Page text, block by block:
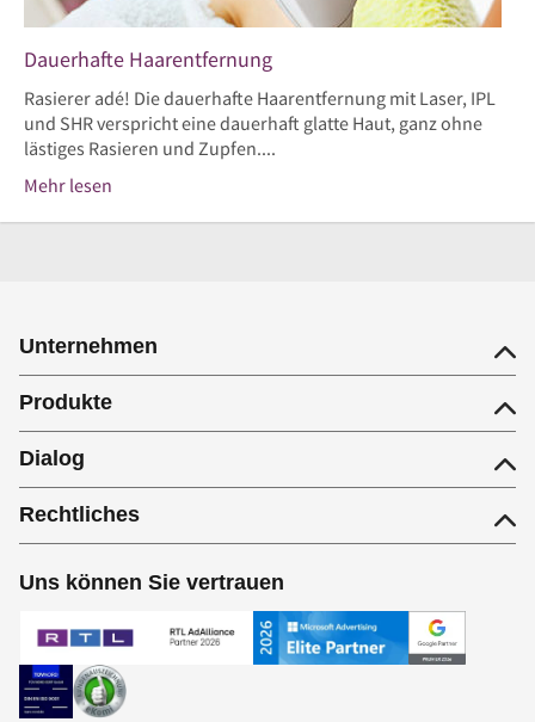
Dauerhafte Haarentfernung
Rasierer adé! Die dauerhafte Haarentfernung mit Laser, IPL
und SHR verspricht eine dauerhaft glatte Haut, ganz ohne
lästiges Rasieren und Zupfen....
Mehr lesen
Unternehmen
Produkte
Dialog
Rechtliches
Uns können Sie vertrauen